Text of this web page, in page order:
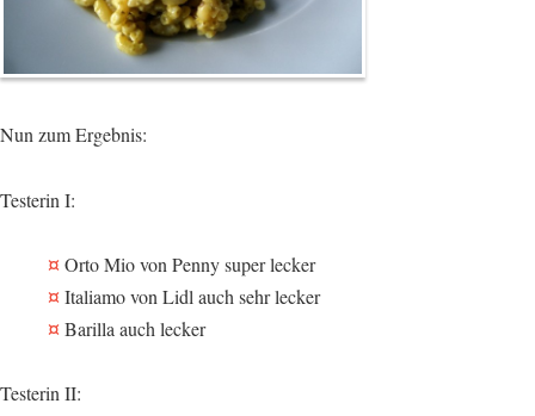
Nun zum Ergebnis:
Testerin I:
Orto Mio von Penny super lecker
Italiamo von Lidl auch sehr lecker
Barilla auch lecker
Testerin II: